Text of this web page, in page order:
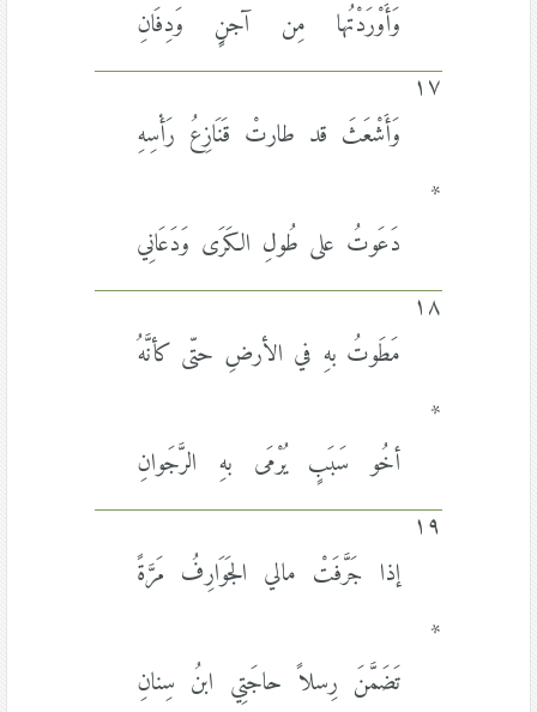
وَأَوْرَدْتُها مِن آجنٍِ وَدِفَانِ
١٧
وَأَشْعَثَ قد طارتْ قَنَازِعُ رَأْسِهِ
*
دَعَوتُ على طُولِ الكَرَى وَدَعَانِي
١٨
مَطَوتُ بهِ في الأرضِ حتّى كأنَّهُ
*
أخُو سَبَبٍ يُرْمَى بهِ الرَّجَوانِ
١٩
إذا جَرَّفَتْ مالي الجَوَارِفُ مَرَّةً
*
تَضَمَّنَ رِسلاً حاجَتِي ابنُ سِنانِ